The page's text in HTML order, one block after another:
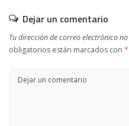
Dejar un comentario
Tu dirección de correo electrónico
obligatorios están marcados con *